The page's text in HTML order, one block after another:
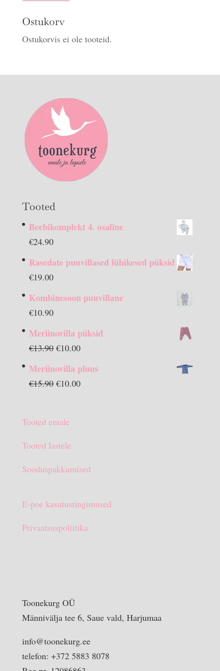
Ostukorv
Ostukorvis ei ole tooteid.
Tooted
Beebikomplekt 4. osaline
€24.90
Rasedate puuvillased lühikesed püksid
€19.00
Kombinesoon puuvillane
€10.90
Meriinovilla püksid
€13.90 Algne
€10.00Praegune
on:
Meriinovilla pluus
€15.90 Algne
€15.90.
€10.00Praegune
Tooted emale
Tooted lastele
Sooduspakkumised
E-poe kasutustingimused
Privaatsuspoliitika
Toonekurg OÜ
Männivälja tee 6, Saue vald, Harjumaa
info@toonekurg.ee
telefon: +372 5883 8078